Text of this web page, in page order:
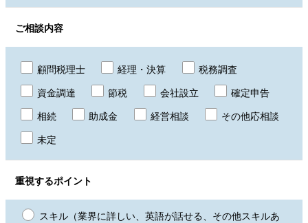
ご相談内容
顧問税理士 経理・決算 税務調査
資金調達 節税 会社設立 確定申告
相続 助成金 経営相談 その他応相談
未定
重視するポイント
スキル（業界に詳しい、英語が話せる、その他スキルあ